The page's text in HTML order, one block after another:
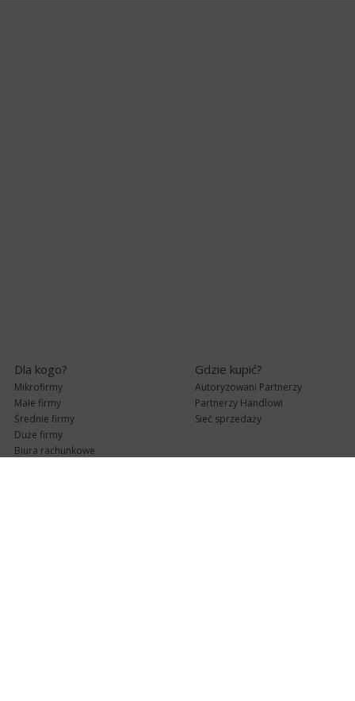
Dla kogo?
Mikrofirmy
Małe firmy
Średnie firmy
Duże firmy
Biura rachunkowe
Gdzie kupić?
Autoryzowani Partnerzy
Partnerzy Handlowi
Sieć sprzedaży